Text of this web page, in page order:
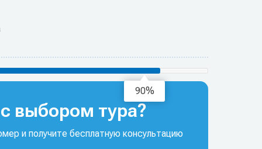
93%
выбором тура?
и получите бесплатную консультацию